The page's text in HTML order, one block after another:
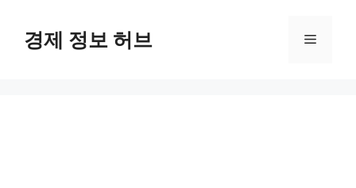
경제 정보 허브 메